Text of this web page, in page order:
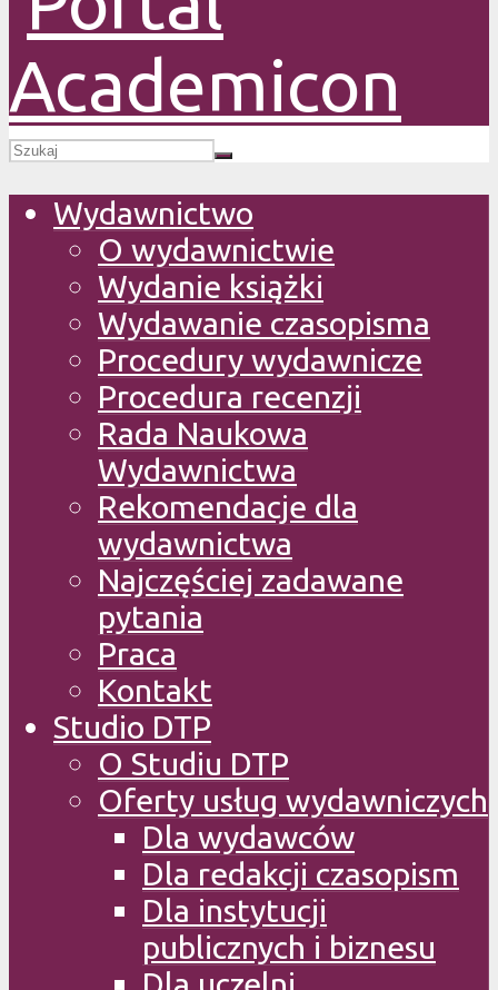
Wydawnictwo
O wydawnictwie
Wydanie książki
Wydawanie czasopisma
Procedury wydawnicze
Procedura recenzji
Rada Naukowa
Wydawnictwa
Rekomendacje dla
wydawnictwa
Najczęściej zadawane
pytania
Praca
Kontakt
Studio DTP
O Studiu DTP
Oferty usług wydawniczych
Dla wydawców
Dla redakcji czasopism
Dla instytucji
publicznych i biznesu